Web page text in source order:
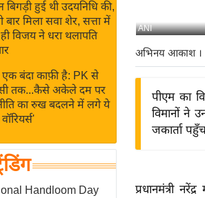
बिगड़ी हुई थी उदयनिधि की,
बार मिला सवा शेर, सत्ता में
विजय ने धरा थलापति
एक बंदा काफ़ी है: PK से
तक...कैसे अकेले दम पर
का रुख बदलने में लगे ये
Handloom Day
ANI
अभिनय आकाश।
पीएम का
विमानों ने
जकार्ता
प्रधानमंत्री